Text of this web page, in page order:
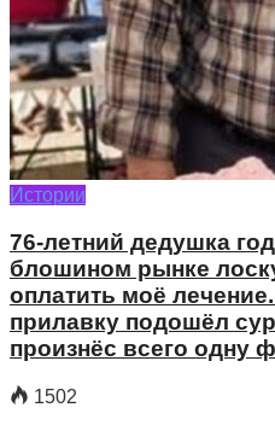
Истории
76-летний дедушка
блошином рынке
оплатить моё
прилавку подошёл
произнёс всего одну
1502